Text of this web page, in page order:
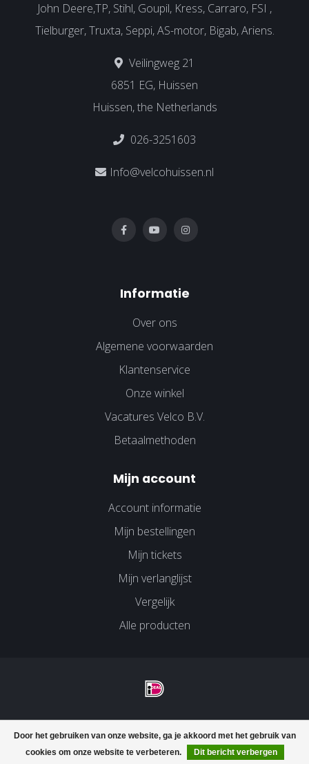
Door het gebruiken van onze website, ga je akkoord met het gebruik van
cookies om onze website te verbeteren.
Dit bericht verbergen
John Deere,TP, Stihl, Goupil, Kress, Carraro, FSI ,
Tielburger, Truxta, Seppi, AS-motor, Bigab, Ariens.
Veilingweg 21
6851 EG, Huissen
Huissen, the Netherlands
026-3251603
Info@velcohuissen.nl
Informatie
Over ons
Algemene voorwaarden
Klantenservice
Onze winkel
Vacatures Velco B.V.
Betaalmethoden
Mijn account
Account informatie
Mijn bestellingen
Mijn tickets
Mijn verlanglijst
Vergelijk
Alle producten
© Copyright 2026 Velco Huissen - Powered byLightspeed-
Dyvelopment
FILTERS